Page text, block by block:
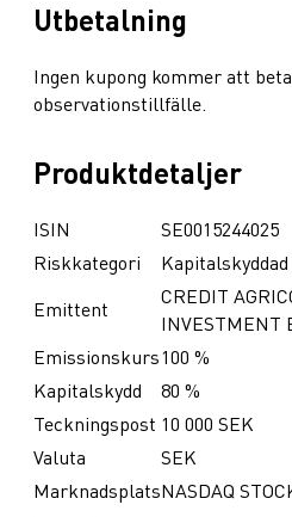
Utbetalning
Ingen kupong kommer att
observationstillfälle.
Produktdetaljer
ISIN
SE0015244025
Riskkategori
Kapitalskyddad
Emittent
CREDIT
INVESTMENT
Emissionskurs100 %
Kapitalskydd
80 %
Teckningspost 10 000 SEK
Valuta
SEK
MarknadsplatsNASDAQ